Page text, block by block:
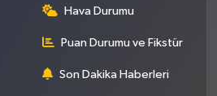
Hava Durumu
Puan Durumu ve Fikstür
Son Dakika Haberleri